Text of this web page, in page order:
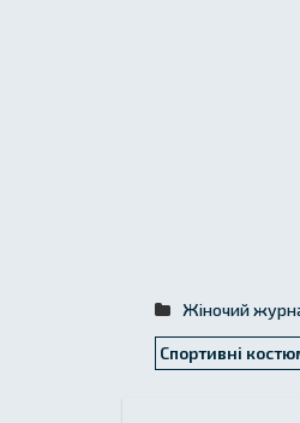
Жіночий
Спортивні